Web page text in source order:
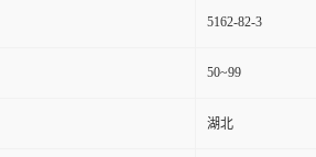
5162-82-3
50~99
湖北